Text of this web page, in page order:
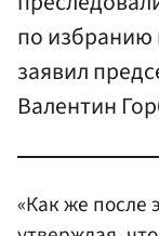
по избранию
заявил
Валентин
«Как же после